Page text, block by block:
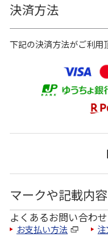
決済方法
下記の決済方法がご利用
マークや記載内
よくあるお問い合わせ
お支払い方法